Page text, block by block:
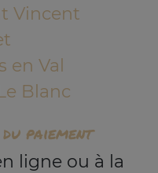
Vincent
en Val
Blanc
paiement
ligne ou à la